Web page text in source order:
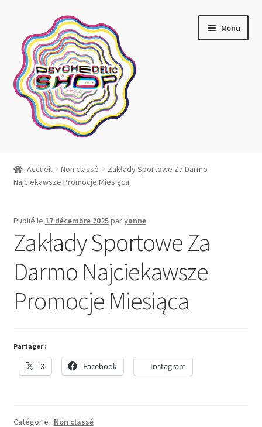
navigation
contenu
Menu
Boutique
Affiches
Blotter art
A Propos
Accueil Non classé
Zakłady Sportowe Za Darmo
Najciekawsze Promocje Miesiąca
Publié le 17 décembre 2025paryanne
Zakłady Sportowe Za
Darmo Najciekawsze
Promocje Miesiąca
Partager :
X Facebook Instagram
Catégorie : Non classé